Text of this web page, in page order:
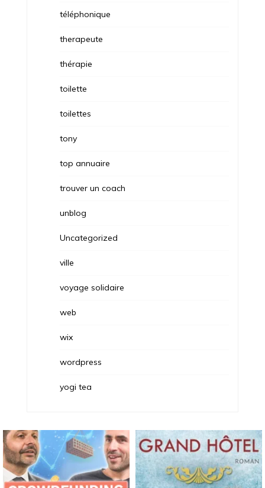
téléphonique
therapeute
thérapie
toilette
toilettes
tony
top annuaire
trouver un coach
unblog
Uncategorized
ville
voyage solidaire
web
wix
wordpress
yogi tea